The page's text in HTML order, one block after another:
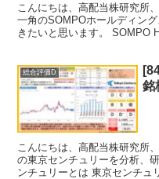
こんにちは、高配当株研究所
一角のSOMPOホールディン
きたいと思います。 SOMPO
総合評価D
銘
こんにちは、高配当株研究所
の東京センチュリーを分析、
ンチュリーとは 東京センチュ